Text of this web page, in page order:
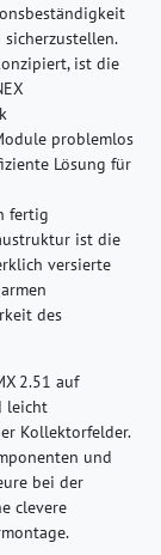
ist die
problemlos
Lösung für
fertig
ist die
versierte
des
2.51 auf
leicht
Kollektorfelder.
und
bei der
clevere